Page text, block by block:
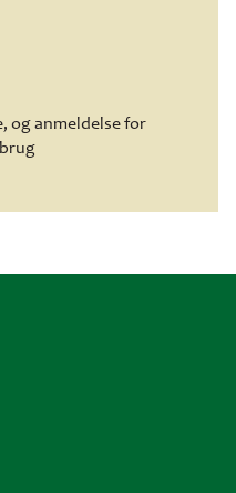
og anmeldelse for